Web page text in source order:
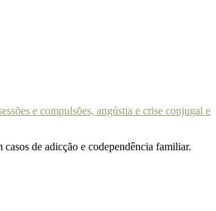
de adicção e codependência familiar.